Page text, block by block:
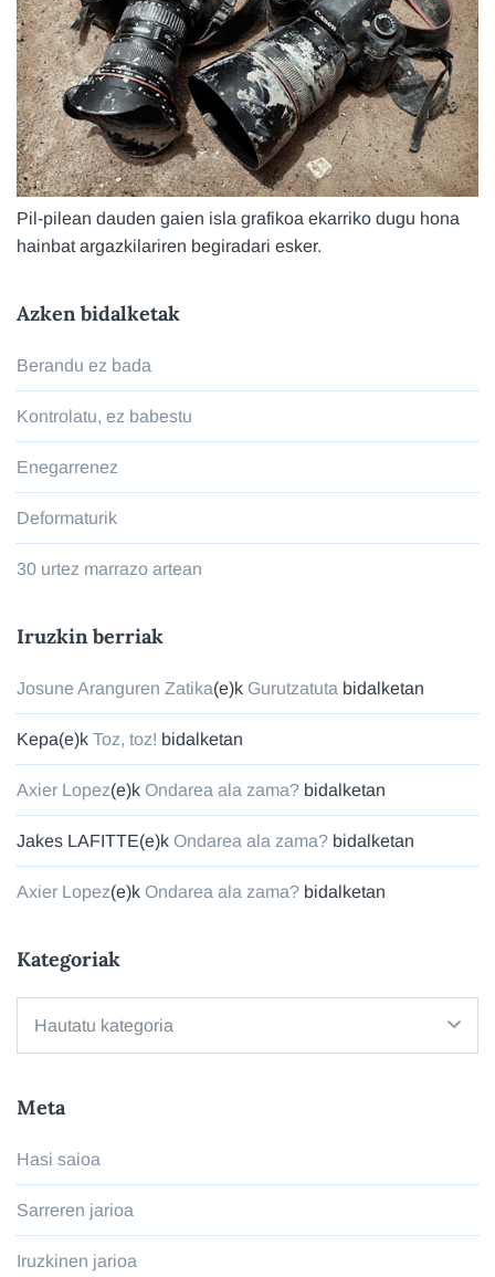
Pil-pilean dauden gaien isla grafikoa ekarriko dugu hona
hainbat argazkilariren begiradari esker.
Azken bidalketak
Berandu ez bada
Kontrolatu, ez babestu
Enegarrenez
Deformaturik
30 urtez marrazo artean
Iruzkin berriak
Josune Aranguren Zatika(e)k Gurutzatuta bidalketan
Kepa(e)k Toz, toz! bidalketan
Axier Lopez(e)k Ondarea ala zama? bidalketan
Jakes LAFITTE(e)k Ondarea ala zama? bidalketan
Axier Lopez(e)k Ondarea ala zama? bidalketan
Kategoriak
Meta
Hasi saioa
Sarreren jarioa
Iruzkinen jarioa